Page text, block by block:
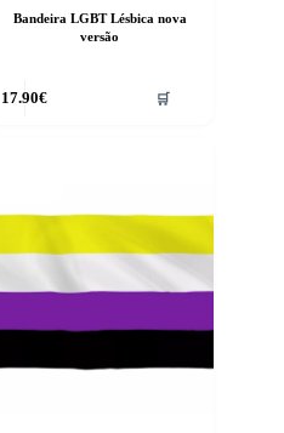
Bandeira LGBT Lésbica nova
versão
17.90€ 🛒